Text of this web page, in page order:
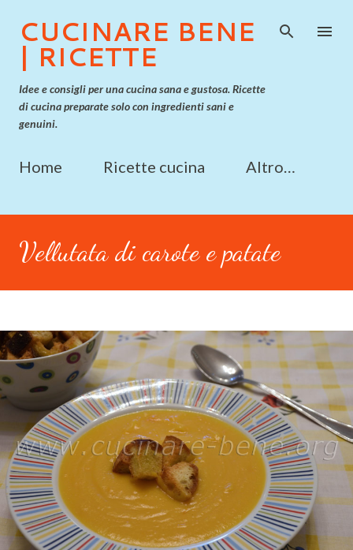
Passa ai contenuti principali
CUCINARE BENE
| RICETTE
Idee e consigli per una cucina sana e gustosa. Ricette
di cucina preparate solo con ingredienti sani e
genuini.
Home Ricette cucina Altro…
Vellutata di carote e patate